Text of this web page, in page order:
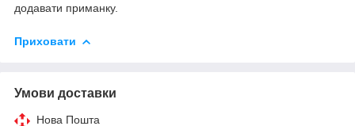
додавати приманку.
Приховати
Умови доставки
Нова Пошта